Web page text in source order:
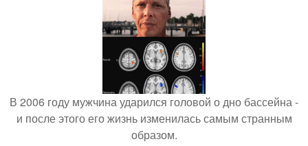
В 2006 году мужчина ударился головой о дно бассейна -
и после этого его жизнь изменилась самым странным
образом.